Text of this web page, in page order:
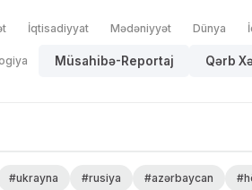
İqtisadiyyat Mədəniyyət Dünya
Müsahibə-Reportaj Qərb
#ukrayna #rusiya #azərbaycan